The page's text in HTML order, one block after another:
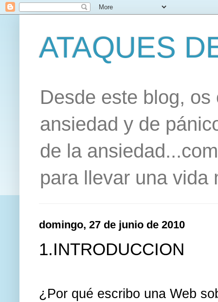
ATAQUES
Desde este blog,
ansiedad y de
de la
para llevar una vida
domingo, 27 de junio de 2010
1.INTRODUCCION
¿Por qué escribo una Web